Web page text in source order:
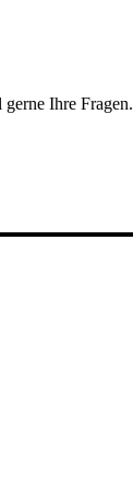
Ihre Fragen.